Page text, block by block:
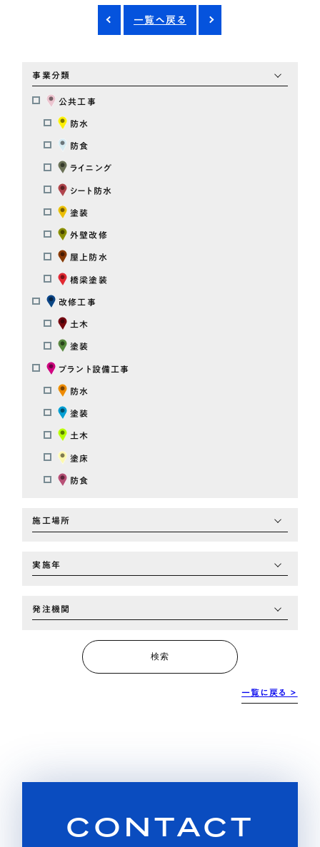
一覧へ戻る
事業分類
公共工事
防水
防食
ライニング
シート防水
塗装
外壁改修
屋上防水
橋梁塗装
改修工事
土木
塗装
プラント設備工事
防水
塗装
土木
塗床
防食
施工場所
実施年
発注機関
検索
一覧に戻る >
CONTACT